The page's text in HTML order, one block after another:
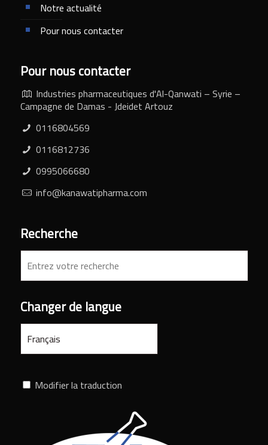
Notre actualité
Pour nous contacter
Pour nous contacter
Industries pharmaceutiques d'Al-Qanwati – Syrie –
Campagne de Damas - Jdeidet Artouz
0116804569
0116812736
0995066680
info@kanawatipharma.com
Recherche
Changer de langue
Modifier la traduction